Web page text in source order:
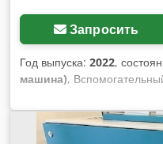
Запросить
Год выпуска: 2022,
машина),
(поршневой) вкл. счетчик
сжатого воздуха
2022 Максимальное